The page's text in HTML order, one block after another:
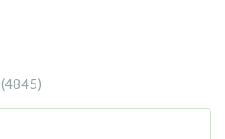
(4845)